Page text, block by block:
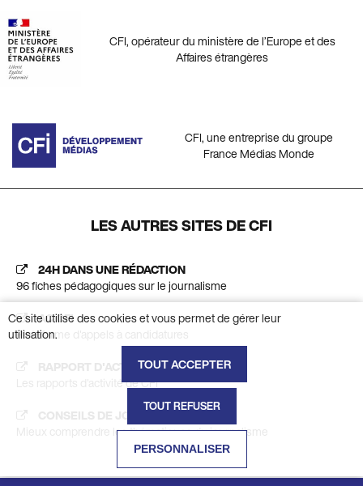
CFI, opérateur du ministère de l’Europe et des
Affaires étrangères
CFI, une entreprise du groupe
France Médias Monde
LES AUTRES SITES DE CFI
24H DANS UNE RÉDACTION
96 fiches pédagogiques sur le journalisme
AC CFI
Plateforme d'appels à candidatures
RAPPORT D'ACTIVITÉ
Les rapports d'activité de CFI
CONSEILS DE JOURNALISTES
Mieux comprendre les thématiques du journalisme
Ce site utilise des cookies et vous permet de gérer leur
utilisation.
TOUT ACCEPTER
TOUT REFUSER
PERSONNALISER